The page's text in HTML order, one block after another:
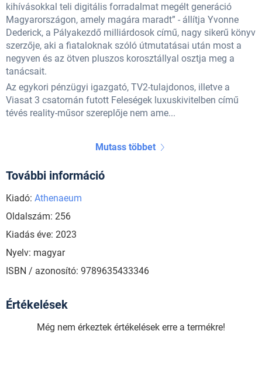
kihívásokkal teli digitális forradalmat megélt generáció
Magyarországon, amely magára maradt” - állítja Yvonne
Dederick, a Pályakezdő milliárdosok című, nagy sikerű könyv
szerzője, aki a fiataloknak szóló útmutatásai után most a
negyven és az ötven pluszos korosztállyal osztja meg a
tanácsait.
Az egykori pénzügyi igazgató, TV2-tulajdonos, illetve a
Viasat 3 csatornán futott Feleségek luxuskivitelben című
tévés reality-műsor szereplője nem ame...
Mutass többet
További információ
Kiadó: Athenaeum
Oldalszám: 256
Kiadás éve: 2023
Nyelv: magyar
ISBN / azonosító: 9789635433346
Értékelések
Még nem érkeztek értékelések erre a termékre!